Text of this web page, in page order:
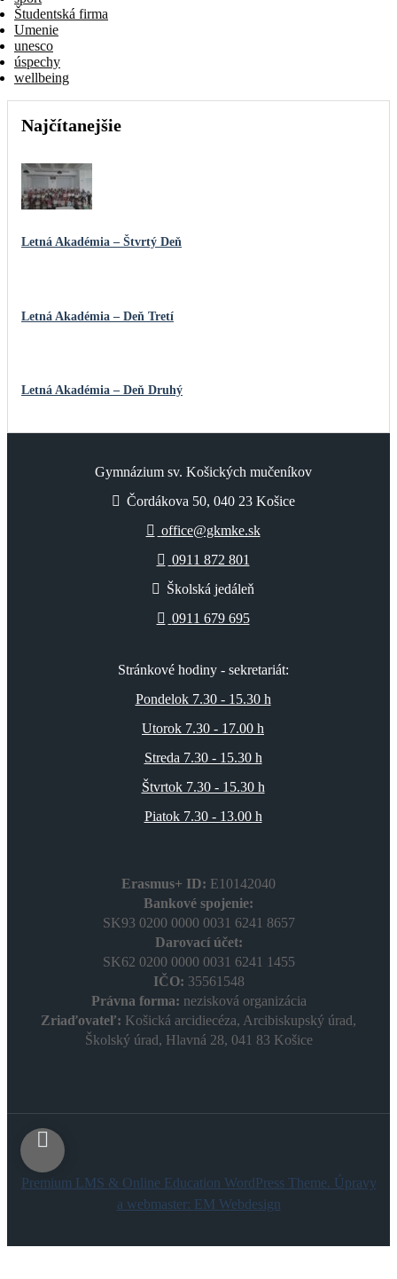
Študentská firma
Umenie
unesco
úspechy
wellbeing
Najčítanejšie
Letná Akadémia – Štvrtý Deň
Letná Akadémia – Deň Tretí
Letná Akadémia – Deň Druhý
Gymnázium sv. Košických mučeníkov
Čordákova 50, 040 23 Košice
office@gkmke.sk
0911 872 801
Školská jedáleň
0911 679 695
Stránkové hodiny - sekretariát:
Pondelok 7.30 - 15.30 h
Utorok 7.30 - 17.00 h
Streda 7.30 - 15.30 h
Štvrtok 7.30 - 15.30 h
Piatok 7.30 - 13.00 h
Erasmus+ ID: E10142040
Bankové spojenie:
SK93 0200 0000 0031 6241 8657
Darovací účet:
SK62 0200 0000 0031 6241 1455
IČO: 35561548
Právna forma: nezisková organizácia
Zriaďovateľ: Košická arcidiecéza, Arcibiskupský úrad,
Školský úrad, Hlavná 28, 041 83 Košice
Premium LMS & Online Education WordPress Theme. Úpravy
a webmaster: EM Webdesign